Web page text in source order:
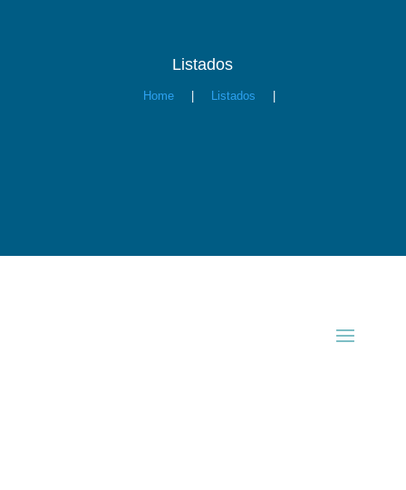
Listados
Home Listados